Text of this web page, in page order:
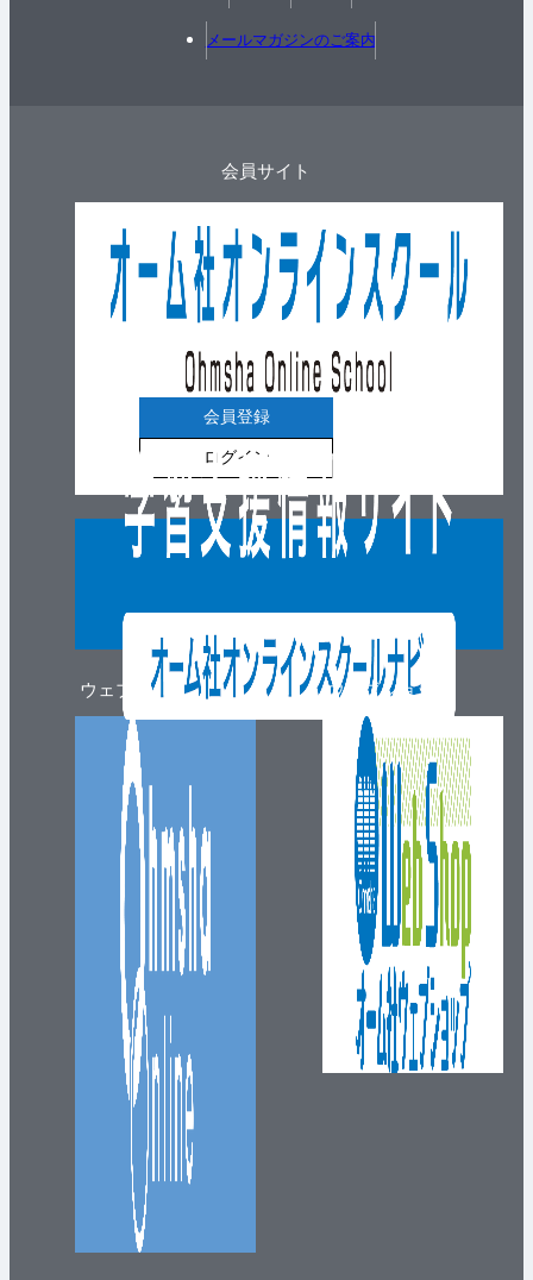
メールマガジンのご案内
ウェブマガジン
会員サイト
会員登録
ログイン
ウェブショップ